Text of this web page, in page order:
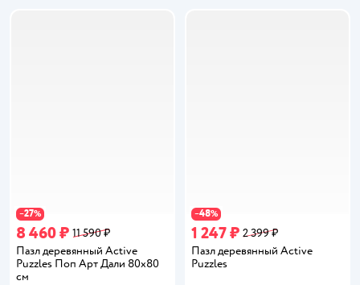
−27%
8 460 ₽ 11 590 ₽
Пазл деревянный Active
Puzzles Поп Арт Дали 80х80
см
−48%
1 247 ₽ 2 399 ₽
Пазл деревянный Active
Puzzles